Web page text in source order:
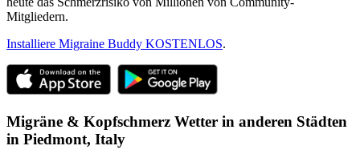
Mitgliedern.
Installiere Migraine Buddy KOSTENLOS.
Migräne & Kopfschmerz Wetter in anderen Städten
in Piedmont, Italy